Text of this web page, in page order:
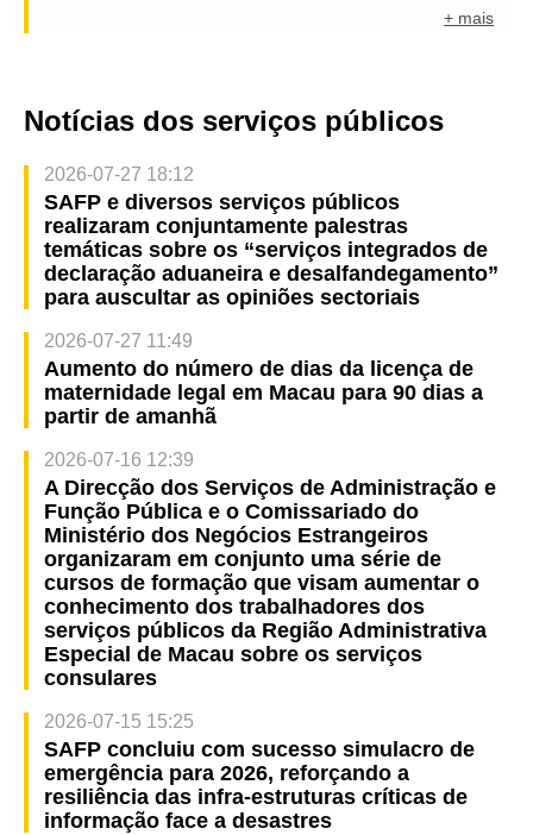
+ mais
Notícias dos serviços públicos
2026-07-27 18:12
SAFP e diversos serviços públicos
realizaram conjuntamente palestras
temáticas sobre os “serviços integrados de
declaração aduaneira e desalfandegamento”
para auscultar as opiniões sectoriais
2026-07-27 11:49
Aumento do número de dias da licença de
maternidade legal em Macau para 90 dias a
partir de amanhã
2026-07-16 12:39
A Direcção dos Serviços de Administração e
Função Pública e o Comissariado do
Ministério dos Negócios Estrangeiros
organizaram em conjunto uma série de
cursos de formação que visam aumentar o
conhecimento dos trabalhadores dos
serviços públicos da Região Administrativa
Especial de Macau sobre os serviços
consulares
2026-07-15 15:25
SAFP concluiu com sucesso simulacro de
emergência para 2026, reforçando a
resiliência das infra-estruturas críticas de
informação face a desastres